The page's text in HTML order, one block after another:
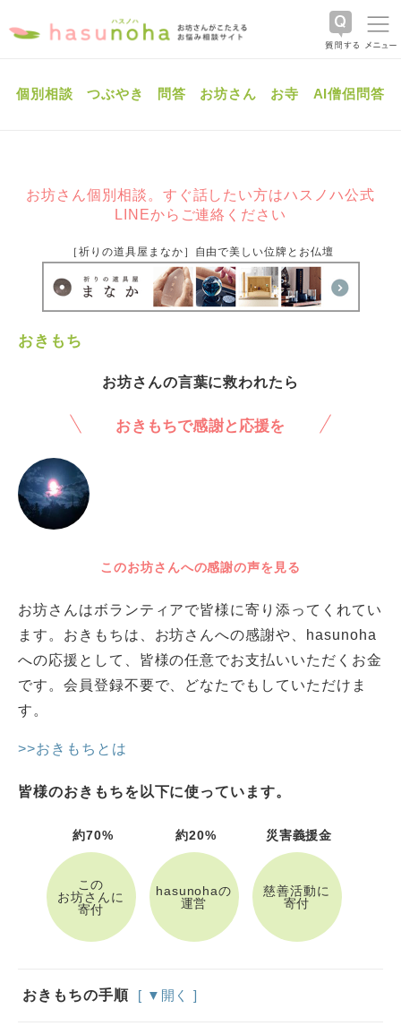
個別相談 つぶやき 問答 お坊さん お寺 AI僧侶問答
お坊さん個別相談。すぐ話したい方はハスノハ公式
LINEからご連絡ください
［祈りの道具屋まなか］自由で美しい位牌とお仏壇
おきもち
お坊さんの言葉に救われたら
おきもちで感謝と応援を
このお坊さんへの感謝の声を見る
お坊さんはボランティアで皆様に寄り添ってくれてい
ます。おきもちは、お坊さんへの感謝や、hasunoha
への応援として、皆様の任意でお支払いいただくお金
です。会員登録不要で、どなたでもしていただけま
す。
>>おきもちとは
皆様のおきもちを以下に使っています。
約70%
この
お坊さんに
寄付
約20%
hasunohaの
運営
災害義援金
慈善活動に
寄付
おきもちの手順 [ ▼開く ]